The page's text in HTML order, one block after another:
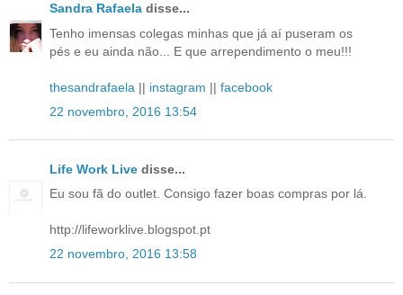
Sandra Rafaela disse...
Tenho imensas colegas minhas que já aí puseram os
pés e eu ainda não... E que arrependimento o meu!!!
thesandrafaela || instagram || facebook
22 novembro, 2016 13:54
Life Work Live disse...
Eu sou fã do outlet. Consigo fazer boas compras por lá.
http://lifeworklive.blogspot.pt
22 novembro, 2016 13:58